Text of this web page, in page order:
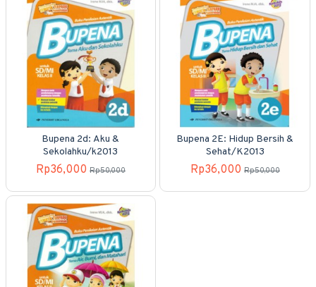
Bupena 2d: Aku &
Sekolahku/k2013
Rp36,000 Rp50,000
Bupena 2E: Hidup Bersih &
Sehat/K2013
Rp36,000 Rp50,000